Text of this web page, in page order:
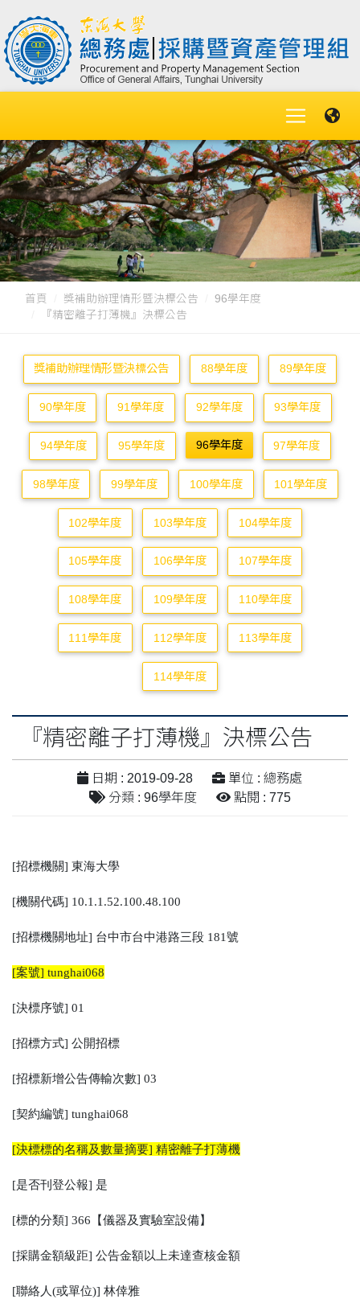
首頁 獎補助辦理情形暨決標公告
96學年度
『精密離子打薄機』決標公告
獎補助辦理情形暨決標公告 88學年度 89學年度
90學年度 91學年度 92學年度 93學年度
94學年度 95學年度 96學年度 97學年度
98學年度 99學年度 100學年度 101學年度
102學年度 103學年度 104學年度
105學年度 106學年度 107學年度
108學年度 109學年度 110學年度
111學年度 112學年度 113學年度
114學年度
『精密離子打薄機』決標公告
日期 : 2019-09-28
單位 : 總務處
分類 : 96學年度
點閱 : 775
[招標機關] 東海大學
[機關代碼] 10.1.1.52.100.48.100
[招標機關地址] 台中市台中港路三段 181號
[案號] tunghai068
[決標序號] 01
[招標方式] 公開招標
[招標新增公告傳輸次數] 03
[契約編號] tunghai068
[決標標的名稱及數量摘要] 精密離子打薄機
[是否刊登公報] 是
[標的分類] 366【儀器及實驗室設備】
[採購金額級距] 公告金額以上未達查核金額
[聯絡人(或單位)] 林倖雅